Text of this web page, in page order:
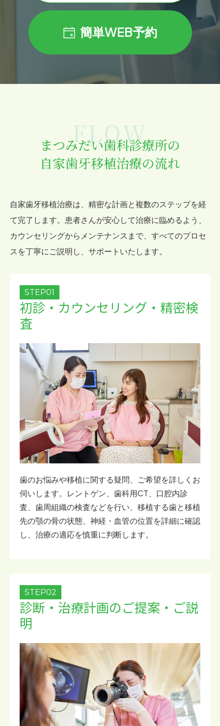
簡単WEB予約
FLOW
まつみだい歯科診療所の
自家歯牙移植治療の流れ
自家歯牙移植治療は、精密な計画と複数のステップを経
て完了します。 患者さんが安心して治療に臨めるよう、
カウンセリングからメンテナンスまで、 すべてのプロセ
スを丁寧にご説明し、サポートいたします。
STEP01
初診・カウンセリング・精密検
査
歯のお悩みや移植に関する疑問、ご希望を詳しくお
伺いします。レントゲン、歯科用CT、口腔内診
査、歯周組織の検査などを行い、移植する歯と移植
先の顎の骨の状態、神経・血管の位置を詳細に確認
し、治療の適応を慎重に判断します。
STEP02
診断・治療計画のご提案・ご説
明